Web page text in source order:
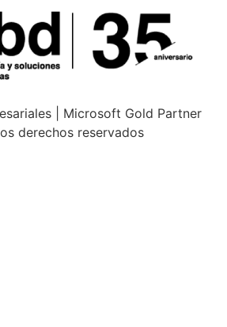
| Microsoft Gold Partner
derechos reservados